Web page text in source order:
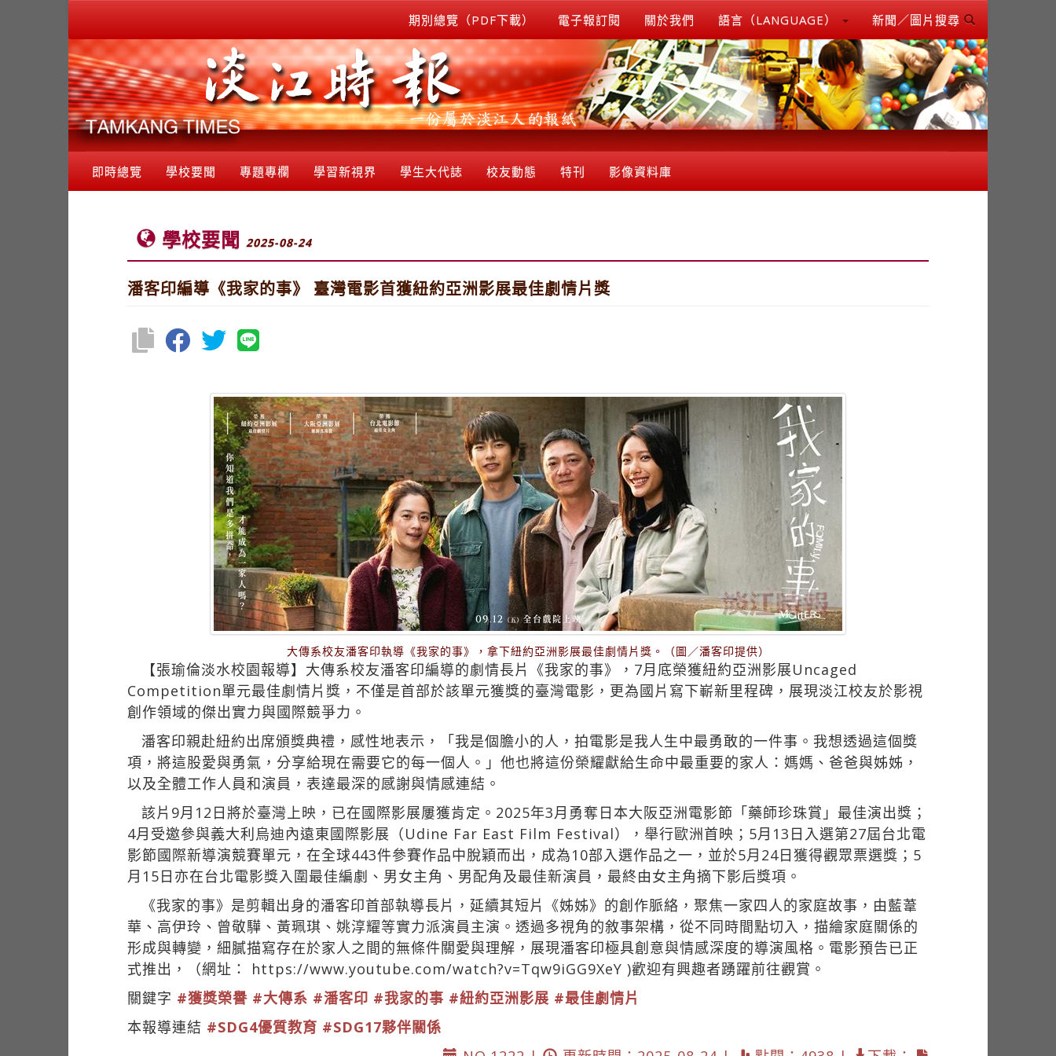
期別總覽（PDF下載） 電子報訂閱 關於我們 語言（LANGUAGE） 新聞／圖片搜尋
即時總覽 學校要聞 專題專欄 學習新視界 學生大代誌 校友動態 特刊 影像資料庫
學校要聞 2025-08-24
潘客印編導《我家的事》 臺灣電影首獲紐約亞洲影展最佳劇情片獎
大傳系校友潘客印執導《我家的事》，拿下紐約亞洲影展最佳劇情片獎。（圖／潘客印提供）
【張瑜倫淡水校園報導】大傳系校友潘客印編導的劇情長片《我家的事》，7月底榮獲紐約亞洲影展Uncaged
Competition單元最佳劇情片獎，不僅是首部於該單元獲獎的臺灣電影，更為國片寫下嶄新里程碑，展現淡江校友於影視
創作領域的傑出實力與國際競爭力。
潘客印親赴紐約出席頒獎典禮，感性地表示，「我是個膽小的人，拍電影是我人生中最勇敢的一件事。我想透過這個獎
項，將這股愛與勇氣，分享給現在需要它的每一個人。」他也將這份榮耀獻給生命中最重要的家人：媽媽、爸爸與姊姊，
以及全體工作人員和演員，表達最深的感謝與情感連結。
該片9月12日將於臺灣上映，已在國際影展屢獲肯定。2025年3月勇奪日本大阪亞洲電影節「藥師珍珠賞」最佳演出獎；
4月受邀參與義大利烏迪內遠東國際影展（Udine Far East Film Festival），舉行歐洲首映；5月13日入選第27屆台北電
影節國際新導演競賽單元，在全球443件參賽作品中脫穎而出，成為10部入選作品之一，並於5月24日獲得觀眾票選獎；5
月15日亦在台北電影獎入圍最佳編劇、男女主角、男配角及最佳新演員，最終由女主角摘下影后獎項。
《我家的事》是剪輯出身的潘客印首部執導長片，延續其短片《姊姊》的創作脈絡，聚焦一家四人的家庭故事，由藍葦
華、高伊玲、曾敬驊、黃珮琪、姚淳耀等實力派演員主演。透過多視角的敘事架構，從不同時間點切入，描繪家庭關係的
形成與轉變，細膩描寫存在於家人之間的無條件關愛與理解，展現潘客印極具創意與情感深度的導演風格。電影預告已正
式推出，（網址： https://www.youtube.com/watch?v=Tqw9iGG9XeY )歡迎有興趣者踴躍前往觀賞。
關鍵字 #獲獎榮譽 #大傳系 #潘客印 #我家的事 #紐約亞洲影展 #最佳劇情片
本報導連結 #SDG4優質教育 #SDG17夥伴關係